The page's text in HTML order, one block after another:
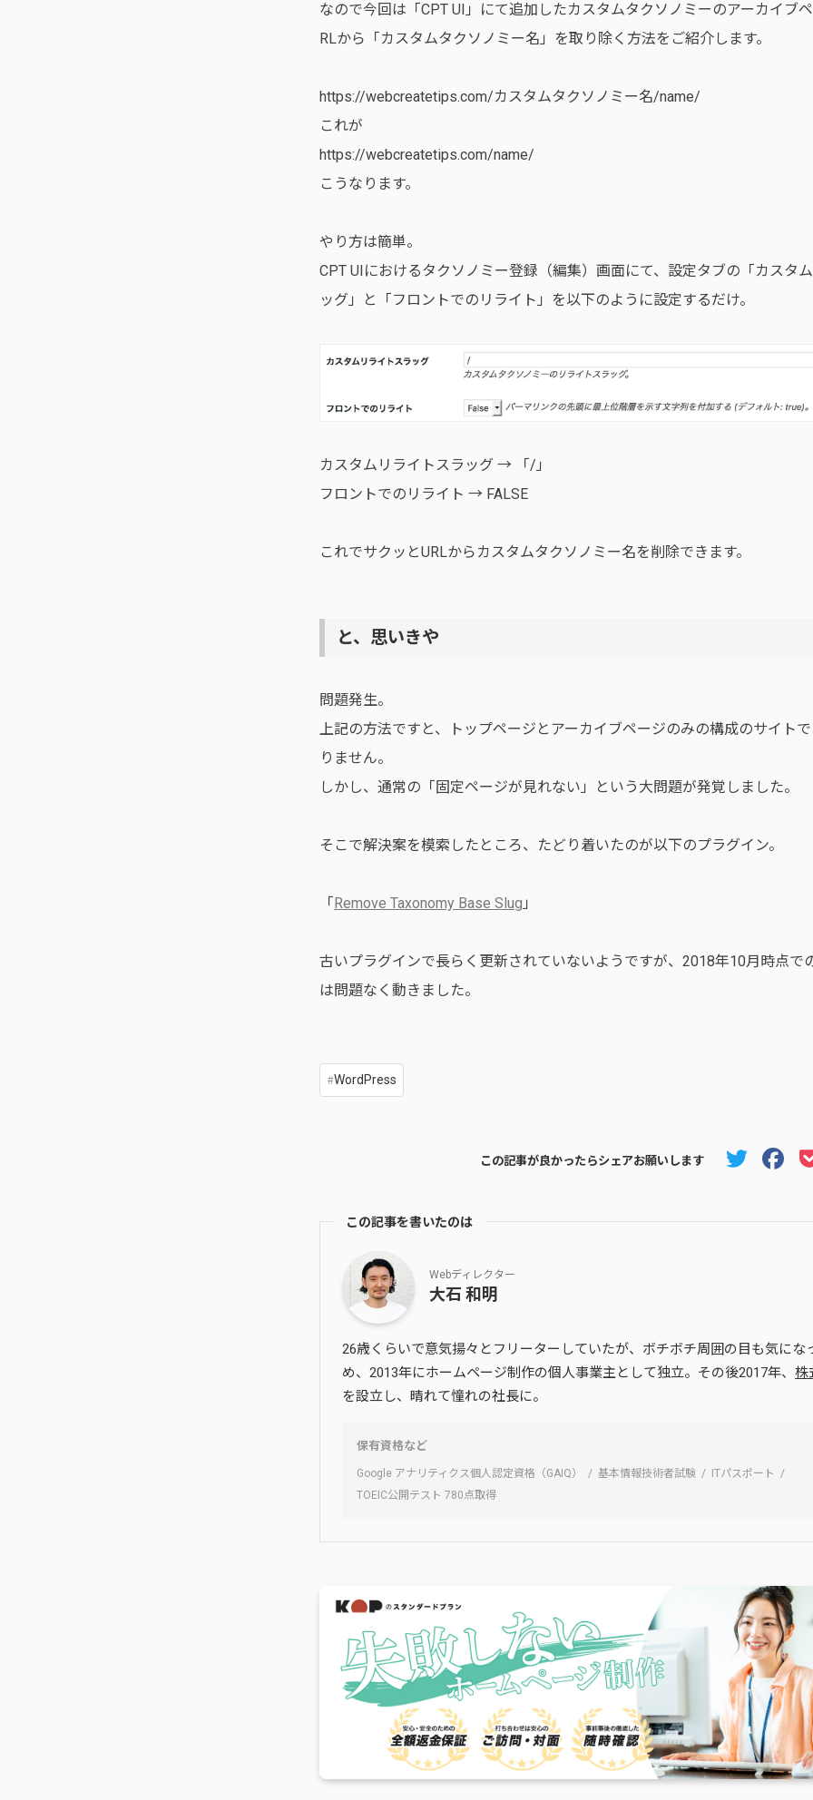
なので今回は「CPT UI」にて追加したカスタムタクソノミーのアーカイブ
RLから「カスタムタクソノミー名」を取り除く方法をご紹介します。
https://webcreatetips.com/カスタムタクソノミー名/name/
これが
https://webcreatetips.com/name/
こうなります。
やり方は簡単。
CPT UIにおけるタクソノミー登録（編集）画面にて、設定タブの「カスタ
ッグ」と「フロントでのリライト」を以下のように設定するだけ。
カスタムリライトスラッグ → 「/」
フロントでのリライト → FALSE
これでサクッとURLからカスタムタクソノミー名を削除できます。
と、思いきや
問題発生。
上記の方法ですと、トップページとアーカイブページのみの構成のサイト
りません。
しかし、通常の「固定ページが見れない」という大問題が発覚しました。
そこで解決案を模索したところ、たどり着いたのが以下のプラグイン。
「Remove Taxonomy Base Slug 」
古いプラグインで長らく更新されていないようですが、2018年10月時点で
は問題なく動きました。
WordPress
この記事が良かったらシェアお願いします
この記事を書いたのは
Webディレクター
大石 和明
26歳くらいで意気揚々とフリーターしていたが、ボチボチ周囲の目も気にな
め、2013年にホームページ制作の個人事業主として独立。その後2017年、 株
を設立し、晴れて憧れの社長に。
保有資格など
Google アナリティクス個人認定資格（GAIQ） 基本情報技術者試験
ITパスポート
TOEIC公開テスト 780点取得